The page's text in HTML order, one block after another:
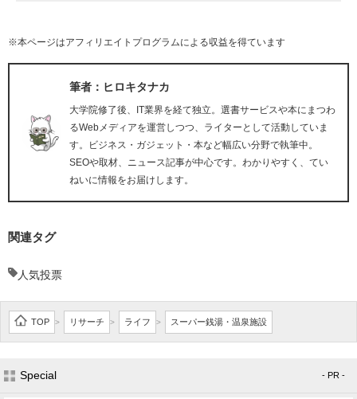
※本ページはアフィリエイトプログラムによる収益を得ています
筆者：ヒロキタナカ
大学院修了後、IT業界を経て独立。選書サービスや本にまつわ
るWebメディアを運営しつつ、ライターとして活動していま
す。ビジネス・ガジェット・本など幅広い分野で執筆中。
SEOや取材、ニュース記事が中心です。わかりやすく、てい
ねいに情報をお届けします。
関連タグ
人気投票
TOP > リサーチ > ライフ > スーパー銭湯・温泉施設
Special - PR -